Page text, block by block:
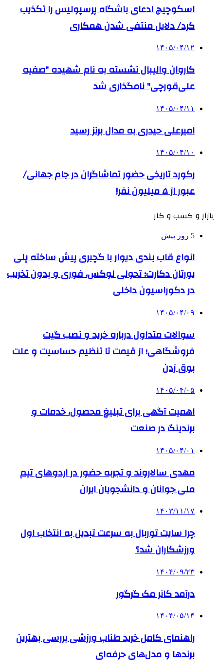
اسکوچیچ ادعای باشگاه پرسپولیس را تکذیب
کرد/ دلایل منتفی شدن همکاری
۱۴۰۵/۰۴/۱۲
کاروان والیبال نشسته به نام شهیده "صفیه
علی‌قورچی" نامگذاری شد
۱۴۰۵/۰۴/۱۱
امیرعلی حیدری به مدال برنز رسید
۱۴۰۵/۰۴/۱۰
رکورد تاریخی حضور تماشاگران در جام جهانی/
عبور از ۵ میلیون نفر!
بازار و کسب و کار
5 روز پیش
انواع قاب بندی دیوار با گچبری پیش ساخته پلی
یورتان دکارت؛ تحولی لوکس، فوری و بدون تخریب
در دکوراسیون داخلی
۱۴۰۵/۰۴/۰۹
سوالات متداول درباره خرید و نصب گیت
فروشگاهی؛ از قیمت تا تنظیم حساسیت و علت
بوق زدن
۱۴۰۵/۰۴/۰۵
اهمیت آگهی برای تبلیغ محصول، خدمات و
برندینگ در صنعت
۱۴۰۵/۰۴/۰۱
مهدی سالاروند و تجربه حضور در اردوهای تیم
ملی جوانان و دانشجویان ایران
۱۴۰۳/۱۱/۱۷
چرا سایت توربال به ‌سرعت تبدیل به انتخاب اول
ورزشکاران شد؟
۱۴۰۴/۰۹/۲۳
درآمد کانر مک گرگور
۱۴۰۴/۰۵/۱۴
راهنمای کامل خرید طناب ورزشی بررسی بهترین
برندها و مدل‌های حرفه‌ای